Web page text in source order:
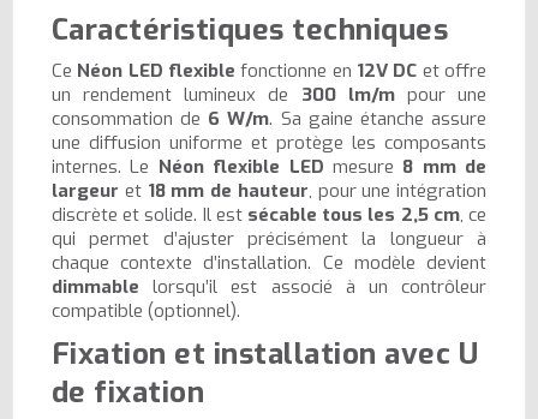
Caractéristiques techniques
Ce Néon LED flexible fonctionne en 12V DC et offre
un rendement lumineux de 300 lm/mpour une
consommation de 6 W/m. Sa gaine étanche assure
une diffusion uniforme et protège les composants
internes. Le Néon flexible LED mesure 8 mm de
largeur et 18 mm de hauteur, pour une intégration
discrète et solide. Il est sécable tous les 2,5 cm, ce
qui permet d’ajuster précisément la longueur à
chaque contexte d’installation. Ce modèle devient
dimmable lorsqu’il est associé à un contrôleur
compatible (optionnel).
Fixation et installation avec U
de fixation